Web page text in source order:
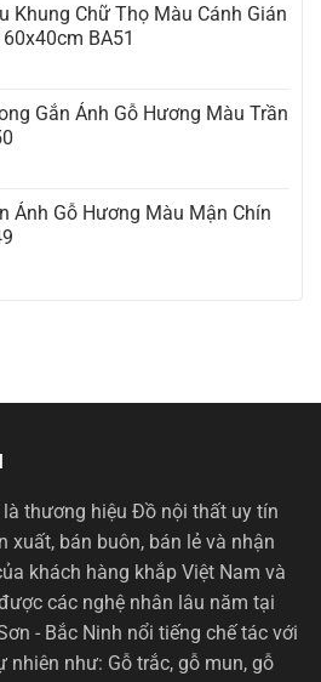
Khung Chữ Thọ Màu Cánh Gián
BA51
Gắn Ảnh Gỗ Hương Màu Trần
Ảnh Gỗ Hương Màu Mận Chín
thương hiệu Đồ nội thất uy tín
xuất, bán buôn, bán lẻ và nhận
khách hàng khắp Việt Nam và
các nghệ nhân lâu năm tại
- Bắc Ninh nổi tiếng chế tác với
nhiên như: Gỗ trắc, gỗ mun, gỗ